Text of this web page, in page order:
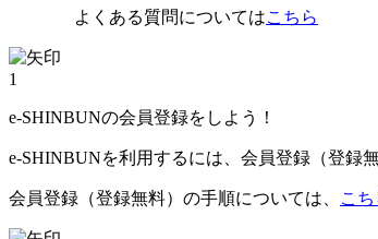
よくある質問についてはこちら
1
e-SHINBUNの会員登録をしよう！
e-SHINBUNを利用するには、会員登録（登録
会員登録（登録無料）の手順については、 こち